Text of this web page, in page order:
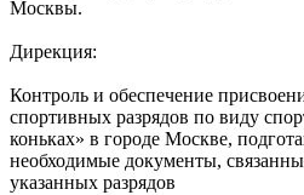
Москвы.
Дирекция:
Контроль и обеспечение
спортивных разрядов по виду
коньках» в городе Москве,
необходимые документы,
указанных разрядов